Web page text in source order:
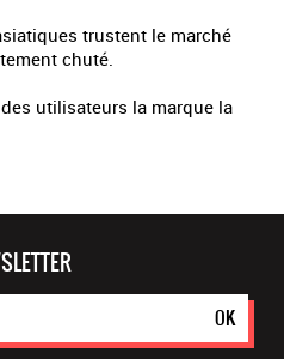
trustent le marché
chuté.
utilisateurs la marque la
OK